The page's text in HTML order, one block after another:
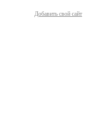
Добавить свой сайт